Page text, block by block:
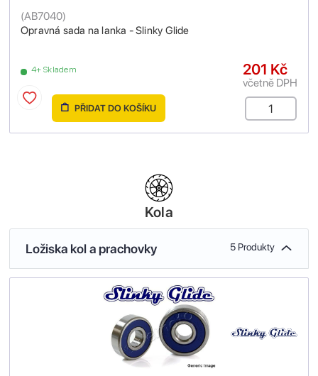
Opravná sada na lanka - Slinky Glide
(AB7040)
4+ Skladem 201 Kč
včetně DPH
PŘIDAT DO KOŠÍKU
Kola
Ložiska kol a prachovky 5 Produkty